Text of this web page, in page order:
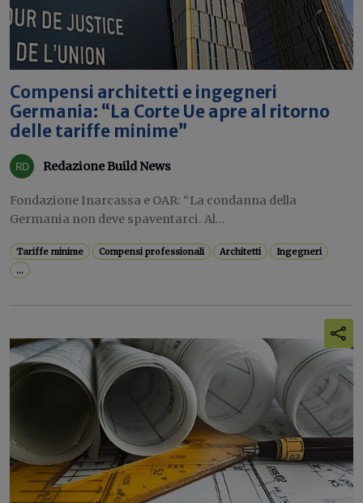
Compensi architetti e ingegneri
Germania: “La Corte Ue apre al ritorno
delle tariffe minime”
Redazione Build News
Fondazione Inarcassa e OAR: “La condanna della
Germania non deve spaventarci. Al...
Tariffe minime Compensi professionali Architetti
Ingegneri
...